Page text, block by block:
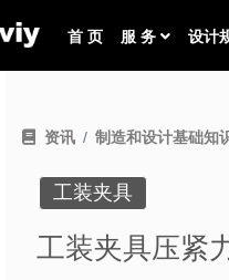
首 页 服 务 设计
资讯 制造和设计基础知
工装夹具
工装夹具压紧